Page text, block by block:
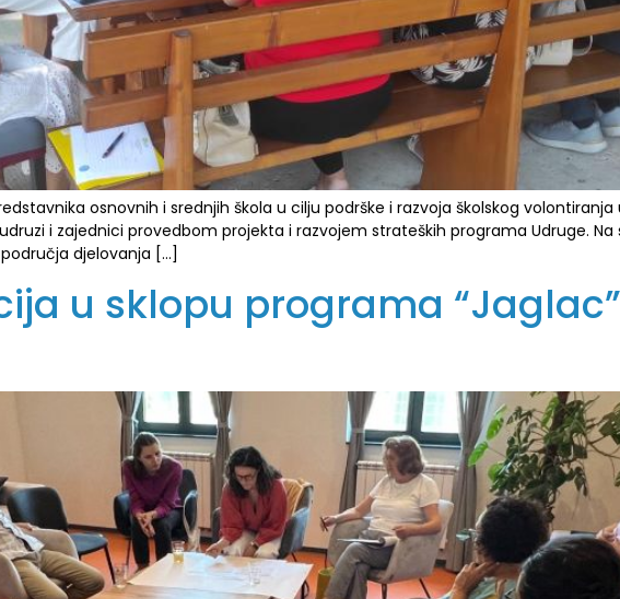
osnovnih i srednjih škola u cilju podrške i razvoja školskog
i zajednici provedbom projekta i razvojem strateških programa Udruge. Na
djelovanja […]
u sklopu programa